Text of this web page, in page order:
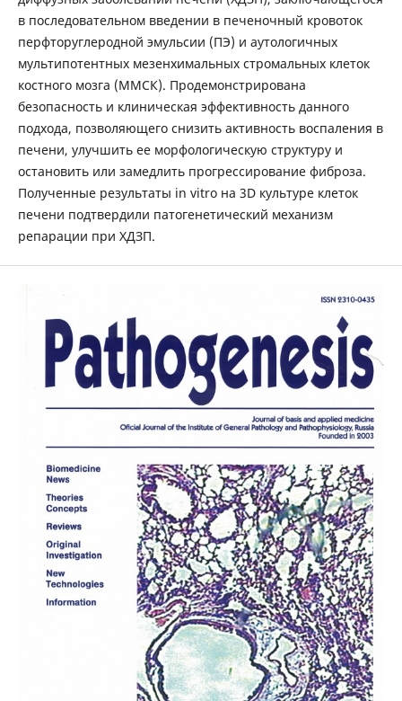
в последовательном введении в печеночный кровоток
перфторуглеродной эмульсии (ПЭ) и аутологичных
мультипотентных мезенхимальных стромальных клеток
костного мозга (ММСК). Продемонстрирована
безопасность и клиническая эффективность данного
подхода, позволяющего снизить активность воспаления в
печени, улучшить ее морфологическую структуру и
остановить или замедлить прогрессирование фиброза.
Полученные результаты in vitro на 3D культуре клеток
печени подтвердили патогенетический механизм
репарации при ХДЗП.